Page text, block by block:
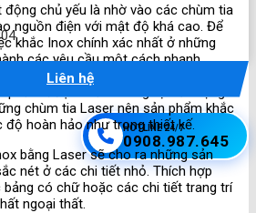
Liên hệ
HOTLINE 24/7
0908.987.645
động chủ yếu là nhờ vào các chùm tia
nguồn điện với mật độ khá cao. Để
khắc Inox chính xác nhất ở những
các yêu cầu một cách nhanh
hiệu ứng cơ học sẽ ảnh hưởng rất
được khắc không bị biến dạng.
chùm tia Laser nên sản phẩm khắc
hoàn hảo như trong thiết kế.
bằng Laser sẽ cho ra những sản
nét ở các chi tiết nhỏ. Thích hợp
có chữ hoặc các chi tiết trang trí
ngoại thất.